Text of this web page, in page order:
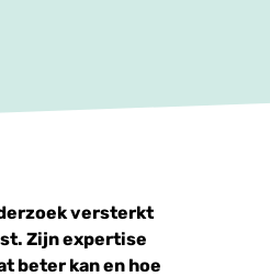
versterkt
Zijn expertise
beter kan en hoe